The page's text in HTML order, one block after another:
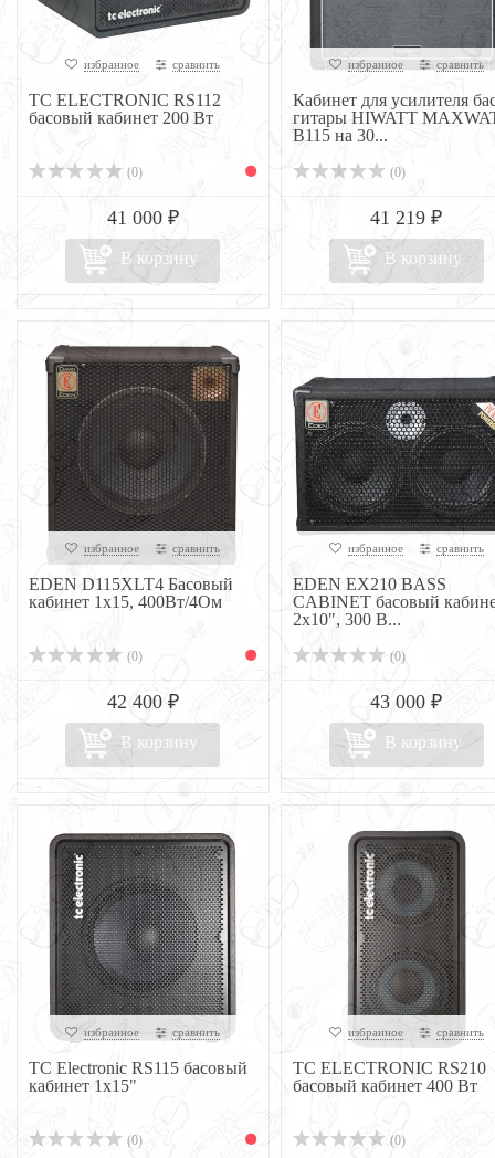
избранное сравнить
TC ELECTRONIC RS112
басовый кабинет 200 Вт
(0)
41 000 ₽
В корзину
избранное сравнить
Кабинет для усилителя
гитары HIWATT
B115 на 30...
(0)
41 219 ₽
В корзину
избранное сравнить
EDEN D115XLT4 Басовый
кабинет 1x15, 400Вт/4Ом
(0)
42 400 ₽
В корзину
избранное сравнить
EDEN EX210 BASS
CABINET басовый
2x10", 300 В...
(0)
43 000 ₽
В корзину
избранное сравнить
TC Electronic RS115 басовый
кабинет 1х15"
(0)
избранное сравнить
TC ELECTRONIC RS210
басовый кабинет 400 Вт
(0)